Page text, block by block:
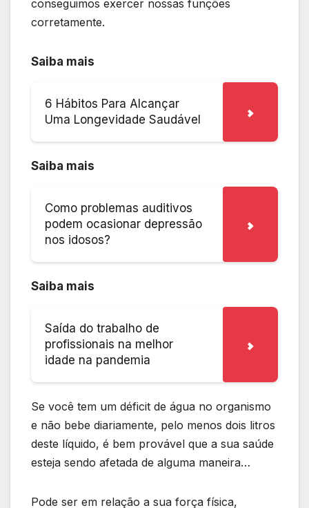
conseguimos exercer nossas funções
corretamente.
Saiba mais
6 Hábitos Para Alcançar
Uma Longevidade Saudável
Saiba mais
Como problemas auditivos
podem ocasionar depressão
nos idosos?
Saiba mais
Saída do trabalho de
profissionais na melhor
idade na pandemia
Se você tem um déficit de água no organismo
e não bebe diariamente, pelo menos dois litros
deste líquido, é bem provável que a sua saúde
esteja sendo afetada de alguma maneira…
Pode ser em relação a sua força física,